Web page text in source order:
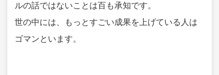
ルの話ではないことは百も承知です。
世の中には、もっとすごい成果を上げている人は
ゴマンといます。